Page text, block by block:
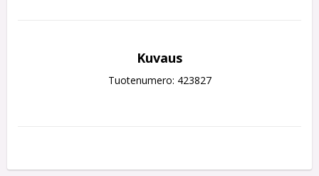
Kuvaus
Tuotenumero: 423827